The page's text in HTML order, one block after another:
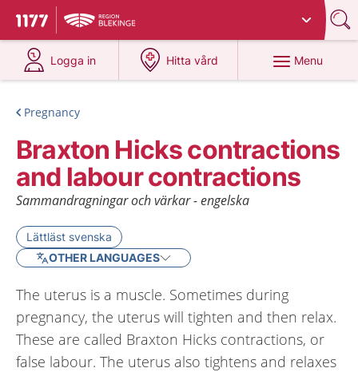
To start page for 1177
Du har valt region
Logga in
at 1177.se
Hitta vård
at 1177.se
Menu
Pregnancy
Braxton Hicks contractions
and labour contractions
Sammandragningar och värkar - engelska
Lättläst svenska
OTHER LANGUAGES
The uterus is a muscle. Sometimes during
pregnancy, the uterus will tighten and then relax.
These are called Braxton Hicks contractions, or
false labour. The uterus also tightens and relaxes